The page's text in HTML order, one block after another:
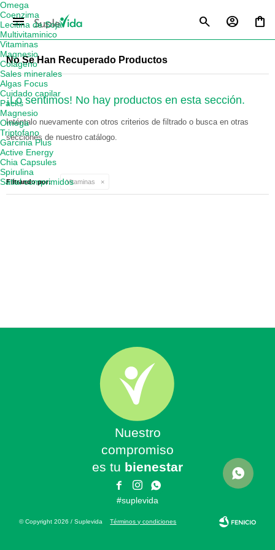
menu
No Se Han Recuperado Productos
¡Lo sentimos! No hay productos en esta sección.
Inténtalo nuevamente con otros criterios de filtrado o busca en otras
secciones de nuestro catálogo.
Filtrando por: Vitaminas
Omega
Coenzima
Lecitina de Soja
Multivitaminico
Vitaminas
Magnesio
Colágeno
Sales minerales
Algas Focus
Cuidado capilar
Packs
Magnesio
Omega
Triptofano
Garcinia Plus
Active Energy
Chia Capsules
Spirulina
Satial comprimidos
Nuestro
compromiso
es tu bienestar
 

#suplevida
© Copyright 2026 / SuplevidaTérminos y condiciones